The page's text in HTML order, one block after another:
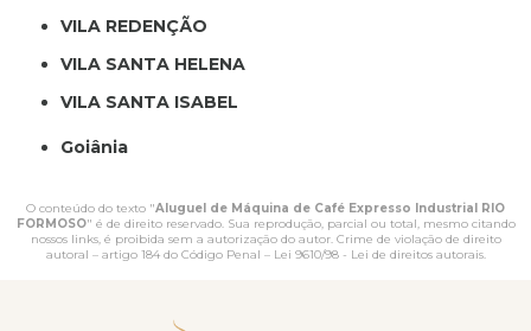
VILA REDENÇÃO
VILA SANTA HELENA
VILA SANTA ISABEL
Goiânia
O conteúdo do texto "Aluguel de Máquina de Café Expresso Industrial RIO
FORMOSO" é de direito reservado. Sua reprodução, parcial ou total, mesmo citando
nossos links, é proibida sem a autorização do autor. Crime de violação de direito
autoral – artigo 184 do Código Penal – Lei 9610/98 - Lei de direitos autorais.